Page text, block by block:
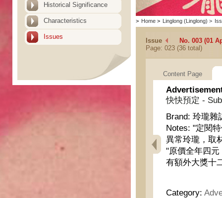
Historical Significance
Characteristics
Issues
> Home > Linglong (Linglong) >
Issue
No. 003 (01
Page: 023 (36 total)
Content Page
快快預定 -
Brand: 玲瓏雜
Notes: "定閱
異常玲瓏，取
"原價全年四
有額外大獎十
Category: